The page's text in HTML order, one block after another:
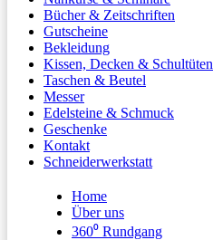
Bücher & Zeitschriften
Gutscheine
Bekleidung
Kissen, Decken & Schultüten
Taschen & Beutel
Messer
Edelsteine & Schmuck
Geschenke
Kontakt
Schneiderwerkstatt
Home
Über uns
360⁰ Rundgang